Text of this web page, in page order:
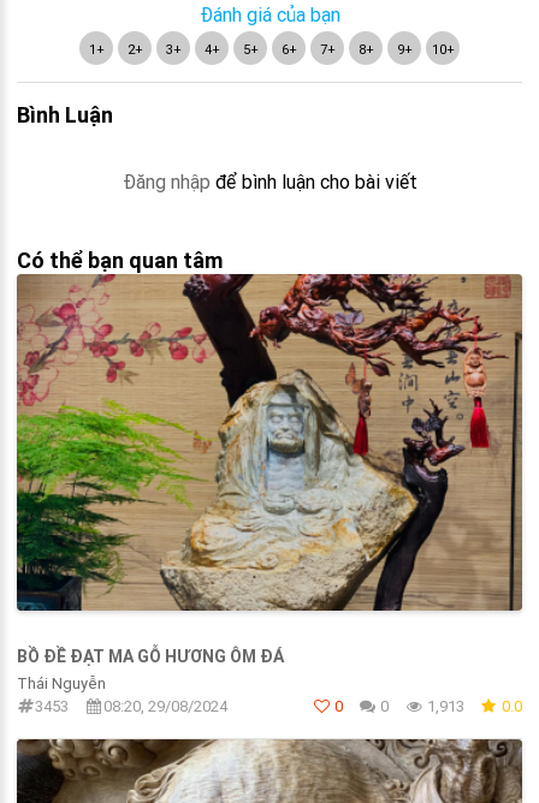
Đánh giá của bạn
1+ 2+ 3+ 4+ 5+ 6+ 7+ 8+ 9+ 10+
Bình Luận
Đăng nhập để bình luận cho bài viết
Có thể bạn quan tâm
BỒ ĐỀ ĐẠT MA GỖ HƯƠNG ÔM ĐÁ
Thái Nguyễn
3453
08:20, 29/08/2024 0 0 1,913 0.0